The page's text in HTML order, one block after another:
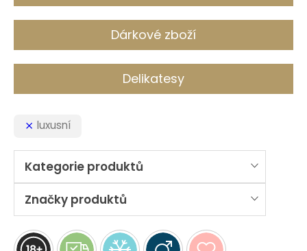
Dárkové zboží
Delikatesy
luxusní
Kategorie produktů
Značky produktů